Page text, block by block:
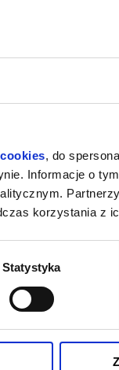
, do
Informacje o
korzystania z
Statystyka